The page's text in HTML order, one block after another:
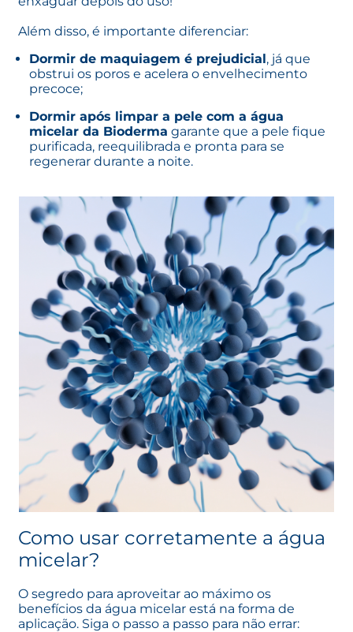
Além disso, é importante diferenciar:
Dormir de maquiagem é prejudicial, já que
obstrui os poros e acelera o envelhecimento
precoce;
Dormir após limpar a pele com a água
micelar da Bioderma garante que a pele fique
purificada, reequilibrada e pronta para se
regenerar durante a noite.
Como usar corretamente a água
micelar?
O segredo para aproveitar ao máximo os
benefícios da água micelar está na forma de
aplicação. Siga o passo a passo para não errar: